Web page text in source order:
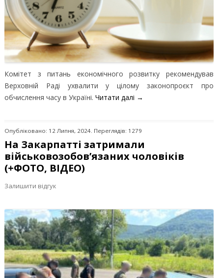
Комітет з питань економічного розвитку рекомендував
Верховній Раді ухвалити у цілому законопроєкт про
обчислення часу в Україні. Читати далі →
Опубліковано: 12 Липня, 2024. Переглядів: 1279
На Закарпатті затримали
військовозобов’язаних чоловіків
(+ФОТО, ВІДЕО)
Залишити відгук